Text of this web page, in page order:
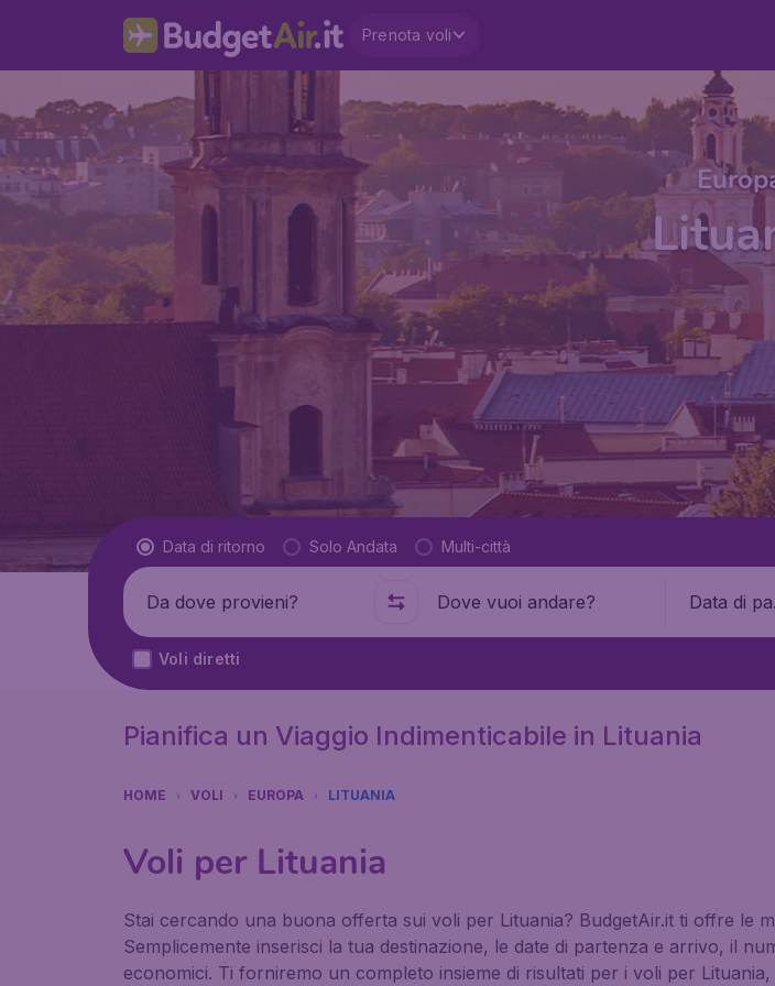
Prenota voli
Tipo di volo
Data di ritorno Solo Andata Multi-città
Partenza da Dove
Data di
Voli diretti
Pianifica un Viaggio Indimenticabile in Lituania
HOME VOLI EUROPA LITUANIA
Voli per Lituania
Stai cercando una buona offerta sui voli per Lituania? BudgetAir.it ti offre le
Semplicemente inserisci la tua destinazione, le date di partenza e arrivo, il
economici. Ti forniremo un completo insieme di risultati per i voli per